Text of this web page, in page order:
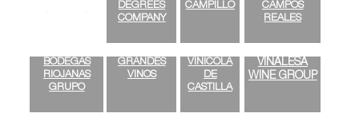
DEGREES
COMPANY
CAMPILLO
CAMPOS
REALES
BODEGAS
RIOJANAS
GRUPO
GRANDES
VINOS
VINÍCOLA
DE
CASTILLA
VIÑALESA
WINE GROUP